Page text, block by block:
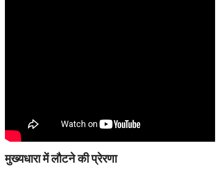
मुख्यधारा में लौटने की प्रेरणा